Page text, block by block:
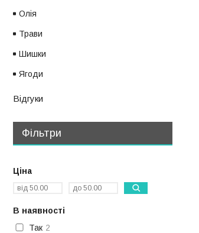
Олія
Трави
Шишки
Ягоди
Відгуки
Фільтри
Ціна
В наявності
Так 2